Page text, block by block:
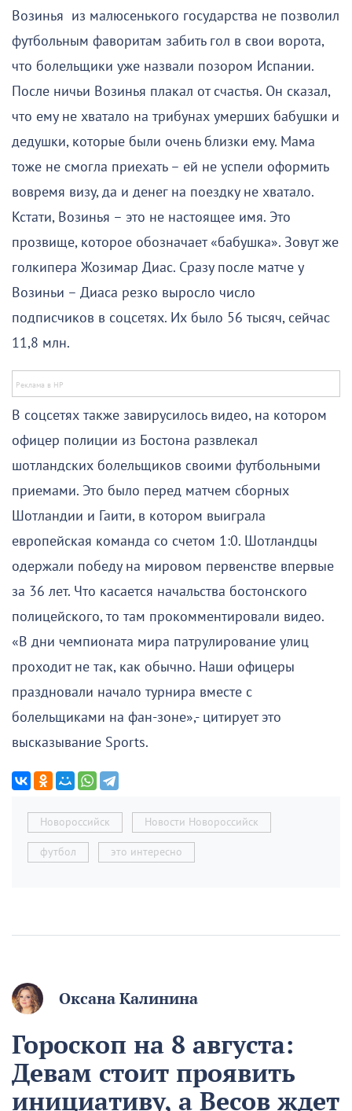
Возинья из малюсенького государства не позволил
футбольным фаворитам забить гол в свои ворота,
что болельщики уже назвали позором Испании.
После ничьи Возинья плакал от счастья. Он сказал,
что ему не хватало на трибунах умерших бабушки и
дедушки, которые были очень близки ему. Мама
тоже не смогла приехать – ей не успели оформить
вовремя визу, да и денег на поездку не хватало.
Кстати, Возинья – это не настоящее имя. Это
прозвище, которое обозначает «бабушка». Зовут же
голкипера Жозимар Диас. Сразу после матче у
Возиньи – Диаса резко выросло число
подписчиков в соцсетях. Их было 56 тысяч, сейчас
11,8 млн.
В соцсетях также завирусилось видео, на котором
офицер полиции из Бостона развлекал
шотландских болельщиков своими футбольными
приемами. Это было перед матчем сборных
Шотландии и Гаити, в котором выиграла
европейская команда со счетом 1:0. Шотландцы
одержали победу на мировом первенстве впервые
за 36 лет. Что касается начальства бостонского
полицейского, то там прокомментировали видео.
«В дни чемпионата мира патрулирование улиц
проходит не так, как обычно. Наши офицеры
праздновали начало турнира вместе с
болельщиками на фан-зоне»,- цитирует это
высказывание Sports.
Новороссийск Новости Новороссийск
футбол это интересно
Оксана Калинина
Гороскоп на 8 августа:
Девам стоит проявить
инициативу, а Весов ждет